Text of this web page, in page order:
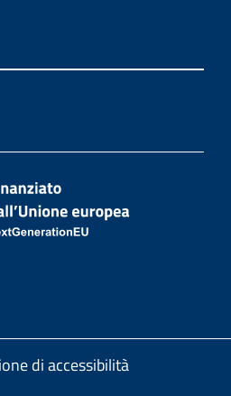
di accessibilità